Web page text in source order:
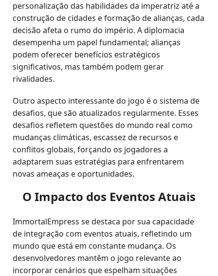
personalização das habilidades da imperatriz até a
construção de cidades e formação de alianças, cada
decisão afeta o rumo do império. A diplomacia
desempenha um papel fundamental; alianças
podem oferecer benefícios estratégicos
significativos, mas também podem gerar
rivalidades.
Outro aspecto interessante do jogo é o sistema de
desafios, que são atualizados regularmente. Esses
desafios refletem questões do mundo real como
mudanças climáticas, escassez de recursos e
conflitos globais, forçando os jogadores a
adaptarem suas estratégias para enfrentarem
novas ameaças e oportunidades.
O Impacto dos Eventos Atuais
ImmortalEmpress se destaca por sua capacidade
de integração com eventos atuais, refletindo um
mundo que está em constante mudança. Os
desenvolvedores mantêm o jogo relevante ao
incorporar cenários que espelham situações